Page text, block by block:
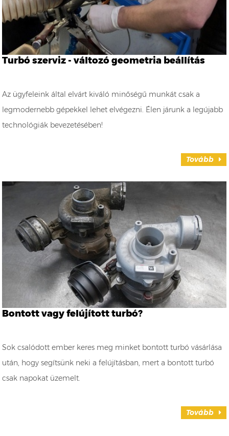
Turbó szerviz - változó geometria beállítás
Az ügyfeleink által elvárt kiváló minőségű munkát csak a
legmodernebb gépekkel lehet elvégezni. Élen járunk a legújabb
technológiák bevezetésében!
Tovább
Bontott vagy felújított turbó?
Sok csalódott ember keres meg minket bontott turbó vásárlása
után, hogy segítsünk neki a felújításban, mert a bontott turbó
csak napokat üzemelt.
Tovább